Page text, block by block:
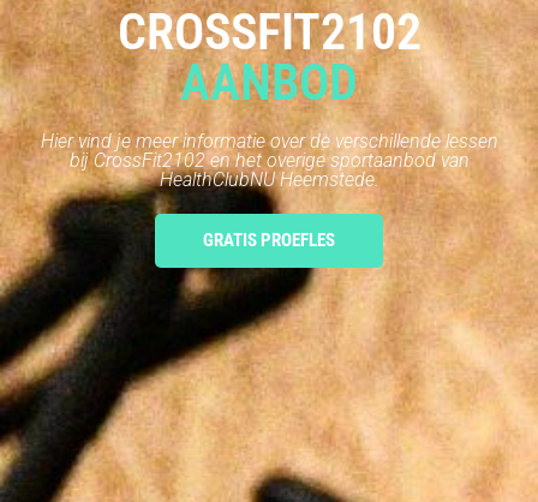
CROSSFIT2102
AANBOD
Hier vind je meer informatie over de verschillende lessen
bij CrossFit2102 en het overige sportaanbod van
HealthClubNU Heemstede.
GRATIS PROEFLES